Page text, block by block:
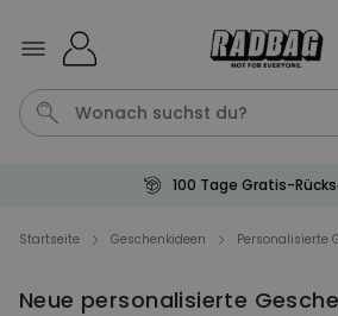
Personalisierbar
100 Tage Gratis-
Startseite Geschenkideen Personalisierte
Neue personalisierte